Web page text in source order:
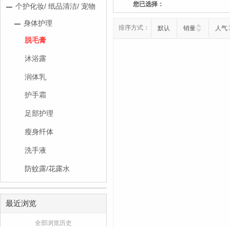
个护化妆/ 纸品清洁/ 宠物
身体护理
脱毛膏
沐浴露
润体乳
护手霜
足部护理
瘦身纤体
洗手液
防蚊露/花露水
最近浏览
全部浏览历史
您已选择：
排序方式： 默认 销量 人气